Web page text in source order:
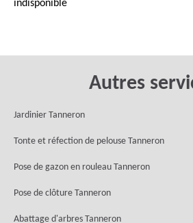
indisponible
Autres
Jardinier Tanneron
Tonte et réfection de pelouse Tanneron
Pose de gazon en rouleau Tanneron
Pose de clôture Tanneron
Abattage d'arbres Tanneron